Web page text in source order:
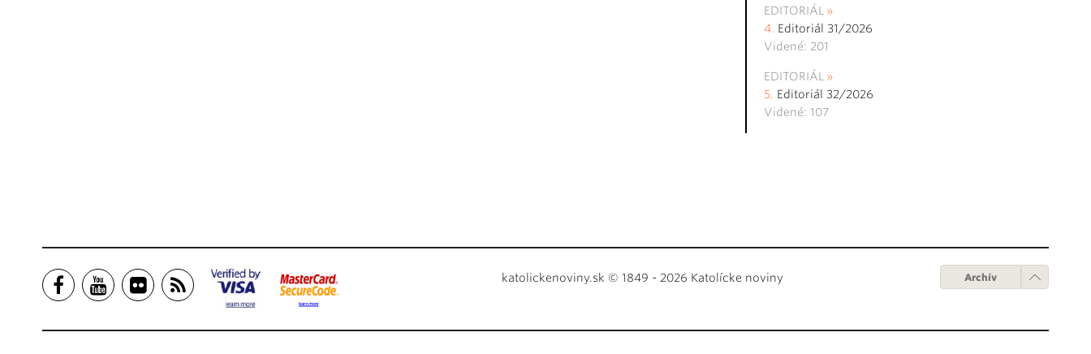
EDITORIÁL
Editoriál 31/2026
Videné: 201
EDITORIÁL
Editoriál 32/2026
Videné: 107
katolickenoviny.sk © 1849 - 2026 Katolícke noviny Archív